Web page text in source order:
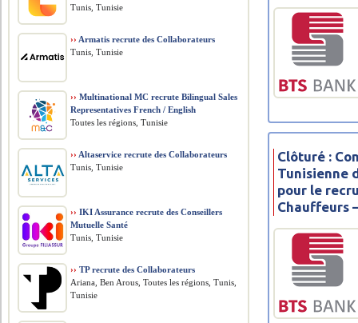
Clôturé :
Tunisienne
pour le
Chauffeurs
Tunis, Tunisie
›› Armatis recrute des Collaborateurs
Tunis, Tunisie
›› Multinational MC recrute Bilingual Sales
Representatives French / English
Toutes les régions, Tunisie
›› Altaservice recrute des Collaborateurs
Tunis, Tunisie
›› IKI Assurance recrute des Conseillers
Mutuelle Santé
Tunis, Tunisie
›› TP recrute des Collaborateurs
Ariana, Ben Arous, Toutes les régions, Tunis,
Tunisie